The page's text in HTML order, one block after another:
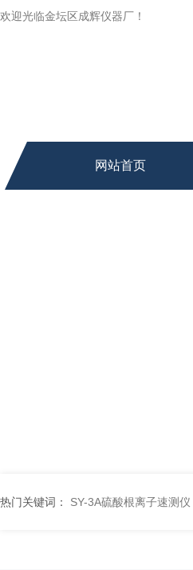
欢迎光临金坛区成辉仪器厂！
网站首页
热门关键词： SY-3A硫酸根离子速测仪